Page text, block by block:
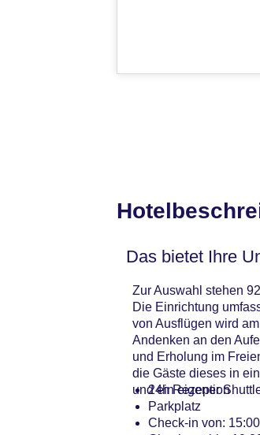
Das bietet Ihre
Zur Auswahl stehen
Die Einrichtung
von Ausflügen wird
Andenken an den
und Erholung im
die Gäste dieses in
und ein eigener
24h Rezeption
Parkplatz
Check-in von: